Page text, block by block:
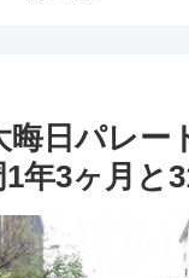
晦日パレ
3ヶ月と